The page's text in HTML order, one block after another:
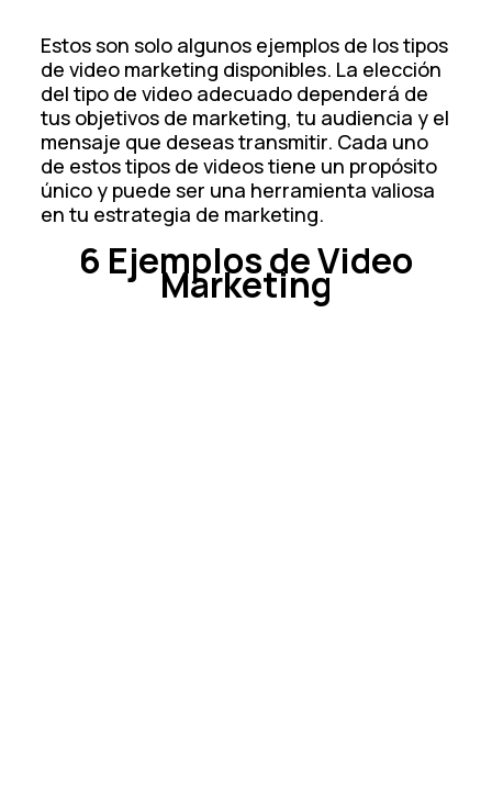
Estos son solo algunos ejemplos de los tipos
de video marketing disponibles. La elección
del tipo de video adecuado dependerá de
tus objetivos de marketing, tu audiencia y el
mensaje que deseas transmitir. Cada uno
de estos tipos de videos tiene un propósito
único y puede ser una herramienta valiosa
en tu estrategia de marketing.
6 Ejemplos de Video
Marketing